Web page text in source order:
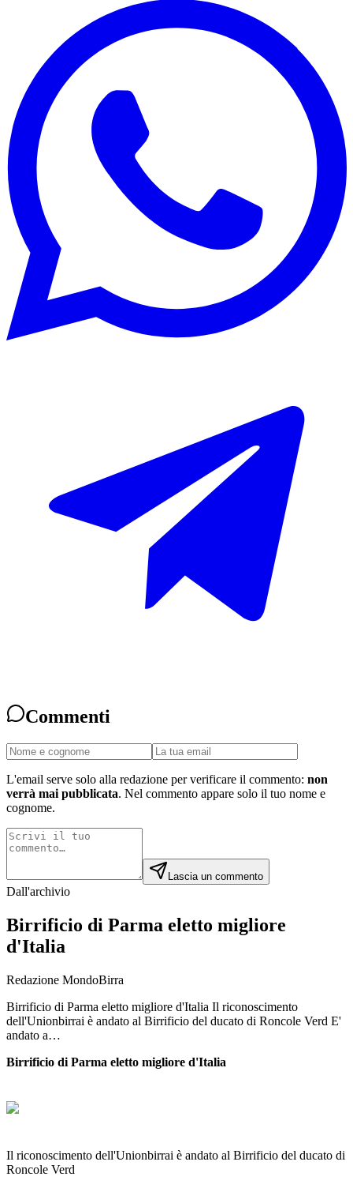
Commenti
L'email serve solo alla redazione per verificare il commento: non
verrà mai pubblicata. Nel commento appare solo il tuo nome e
cognome.
Lascia un commento
Dall'archivio
Birrificio di Parma eletto migliore
d'Italia
Redazione MondoBirra
Birrificio di Parma eletto migliore d'Italia Il riconoscimento
dell'Unionbirrai è andato al Birrificio del ducato di Roncole Verd E'
andato a…
Birrificio di Parma eletto migliore d'Italia
Il riconoscimento dell'Unionbirrai è andato al Birrificio del ducato di
Roncole Verd